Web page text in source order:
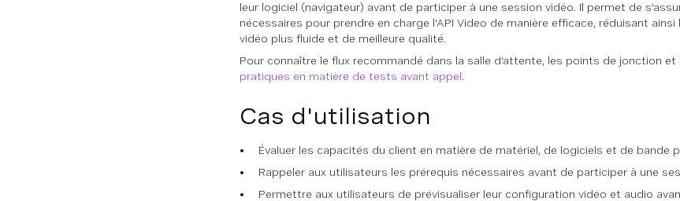
leur logiciel (navigateur) avant de participer à une session vidéo. Il permet de
nécessaires pour prendre en charge l'API Video de manière efficace, réduisant
vidéo plus fluide et de meilleure qualité.
Pour connaître le flux recommandé dans la salle d'attente, les points de jonction
pratiques en matière de tests avant appel.
Cas d'utilisation
Évaluer les capacités du client en matière de matériel, de logiciels et de bande
Rappeler aux utilisateurs les prérequis nécessaires avant de participer à une
Permettre aux utilisateurs de prévisualiser leur configuration vidéo et audio